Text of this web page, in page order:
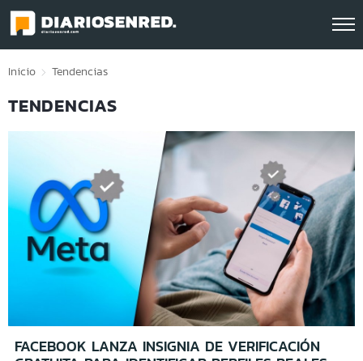
Click acá para ir directamente al contenido
Inicio Tendencias
TENDENCIAS
FACEBOOK LANZA INSIGNIA DE VERIFICACIÓN